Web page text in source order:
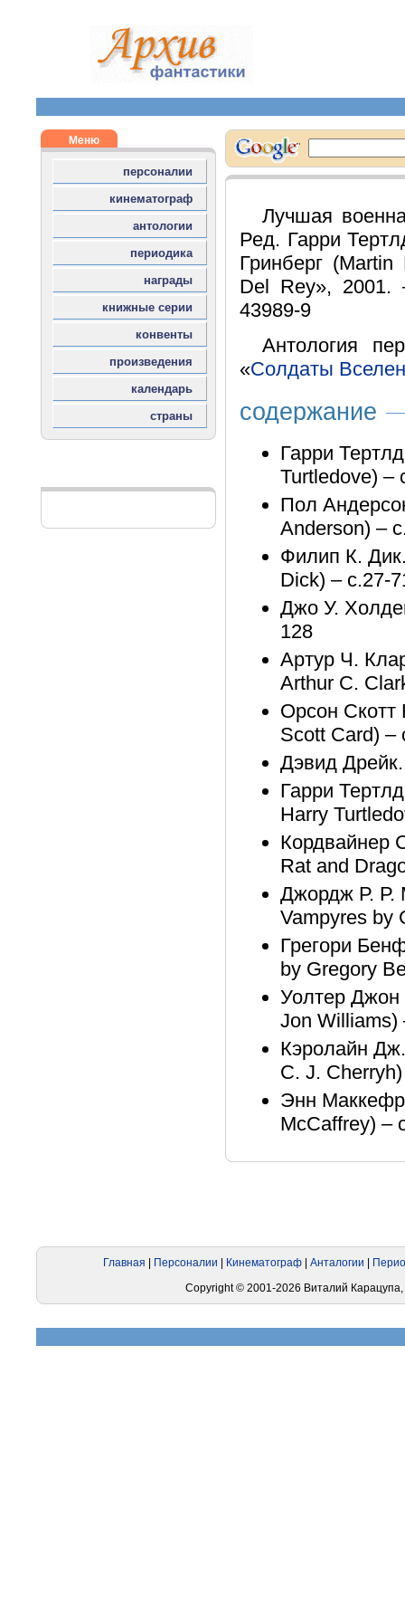
Лучшая
Ред. Гарри
Гринберг
Del Rey», 2001.
43989-9
Антология
«Солдаты
содержание
Гарри
Turtledove) –
Пол
Anderson) –
Филип К.
Dick) – с.27-
Джо У.
128
Артур Ч.
Arthur C.
Орсон Скотт
Scott Card) –
Дэвид
Гарри
Harry
Кордвайнер
Rat and
Джордж Р. Р.
Vampyres by
Грегори
by Gregory
Уолтер Джон
Jon Williams)
Кэролайн
C. J.
Энн
McCaffrey) –